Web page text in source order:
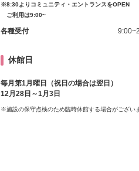
※8:30よりコミュニティ・エントランスをOPEN
ご利用は9:00~
各種受付
休館日
毎月第1月曜日（祝日の場合は翌日）
12月28日～1月3日
※施設の保守点検のため臨時休館する場合がござい